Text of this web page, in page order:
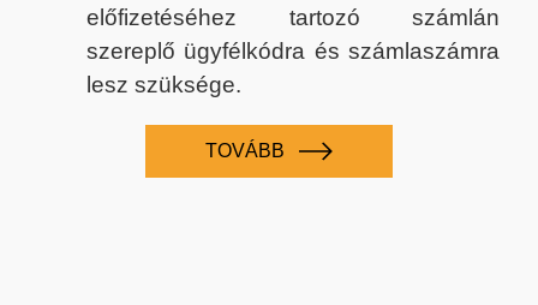
előfizetéséhez tartozó számlán
szereplő ügyfélkódra és számlaszámra
lesz szüksége.
TOVÁBB